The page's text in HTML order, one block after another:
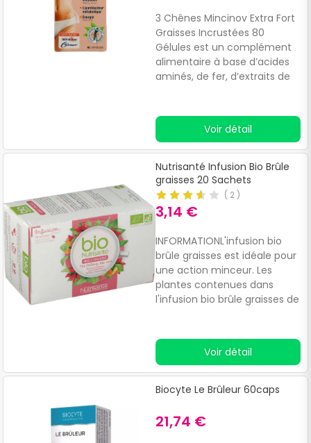
3 Chênes Mincinov Extra Fort
Graisses Incrustées 80
Gélules est un complément
alimentaire à base d’acides
aminés, de fer, d’extraits de
et favorisent la perte de
masse graisseuse. L'extrait
naturel de thé vert, riche en
EGCG, participe au bon
fonctionnement du
métabolisme, facilite
l’oxydation des graisses et
inhibe l’enzyme catéchol-O-
méthyltransférase, impliquée
dans la thermogenèse des
graisses corporelles. Le fer
contribue au maintien d’un
métabolisme énergétique
normal. Kaneka Glavonoid™
(n°1067814) et une marque
déposée de Kaneka Inc.
Voir détail
Nutrisanté Infusion Bio Brûle
graisses 20 Sachets
( 2 )
3,14 €
INFORMATIONL'infusion bio
brûle graisses est idéale pour
une action minceur. Les
plantes contenues dans
l'infusion bio brûle graisses de
Voir détail
Biocyte Le Brûleur 60caps
21,74 €